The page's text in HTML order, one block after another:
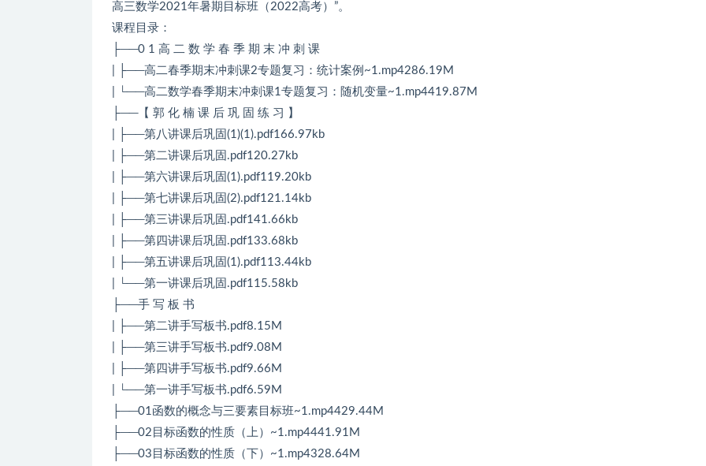
高三数学2021年暑期目标班（2022高考）”。
课程目录：
├──0 1 高 二 数 学 春 季 期 末 冲 刺 课
| ├──高二春季期末冲刺课2专题复习：统计案例~1.mp4286.19M
| └──高二数学春季期末冲刺课1专题复习：随机变量~1.mp4419.87M
├──【 郭 化 楠 课 后 巩 固 练 习 】
| ├──第八讲课后巩固(1)(1).pdf166.97kb
| ├──第二讲课后巩固.pdf120.27kb
| ├──第六讲课后巩固(1).pdf119.20kb
| ├──第七讲课后巩固(2).pdf121.14kb
| ├──第三讲课后巩固.pdf141.66kb
| ├──第四讲课后巩固.pdf133.68kb
| ├──第五讲课后巩固(1).pdf113.44kb
| └──第一讲课后巩固.pdf115.58kb
├──手 写 板 书
| ├──第二讲手写板书.pdf8.15M
| ├──第三讲手写板书.pdf9.08M
| ├──第四讲手写板书.pdf9.66M
| └──第一讲手写板书.pdf6.59M
├──01函数的概念与三要素目标班~1.mp4429.44M
├──02目标函数的性质（上）~1.mp4441.91M
├──03目标函数的性质（下）~1.mp4328.64M